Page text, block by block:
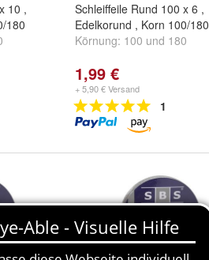
10 ,
180
Schleiffeile Rund 100 x 6 ,
Edelkorund , Korn 100/180
Körnung: 100 und 180
1,99 €
+ 5,90 € Versand
1